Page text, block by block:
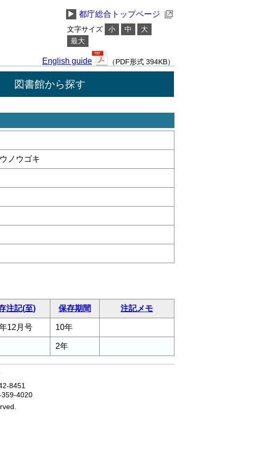
▶ 都庁総合トップページ
文字サイズ 小 中
大
最大
English guide （PDF形式 394KB）
図書館から探す
ノウゴキ
注記(至) 保存期間 注記メモ
12月号 10年
2年
8451
4020